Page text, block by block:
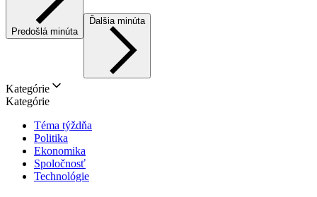
Predošlá minúta
Ďalšia minúta
Kategórie
Kategórie
Téma týždňa
Politika
Ekonomika
Spoločnosť
Technológie